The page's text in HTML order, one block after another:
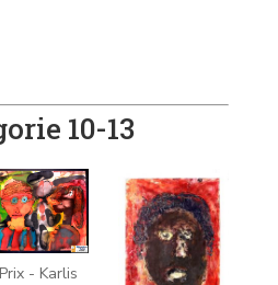
10-13
- Karlis